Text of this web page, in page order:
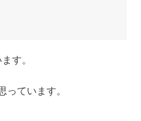
す。
っています。